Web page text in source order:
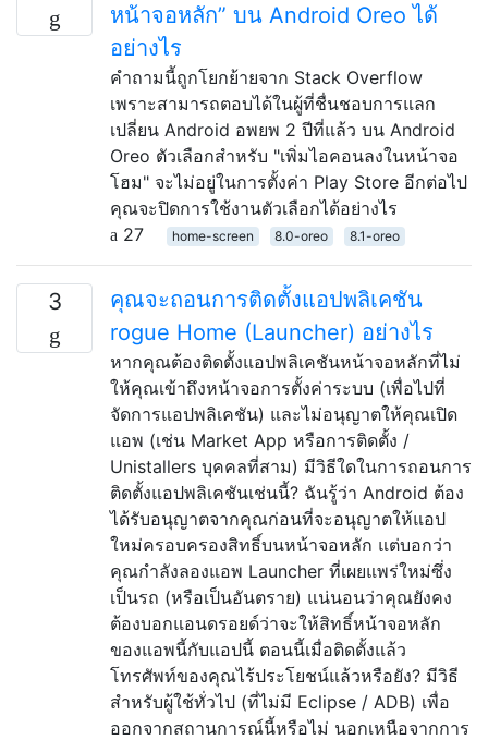
หน้าจอหลัก” บน Android Oreo ได้
อย่างไร
คำถามนี้ถูกโยกย้ายจาก Stack Overflow
เพราะสามารถตอบได้ในผู้ที่ชื่นชอบการแลก
เปลี่ยน Android อพยพ 2 ปีที่แล้ว บน Android
Oreo ตัวเลือกสำหรับ "เพิ่มไอคอนลงในหน้าจอ
โฮม" จะไม่อยู่ในการตั้งค่า Play Store อีกต่อไป
คุณจะปิดการใช้งานตัวเลือกได้อย่างไร
27
home-screen 8.0-oreo 8.1-oreo
3
คุณจะถอนการติดตั้งแอปพลิเคชัน
rogue Home (Launcher) อย่างไร
หากคุณต้องติดตั้งแอปพลิเคชันหน้าจอหลักที่ไม่
ให้คุณเข้าถึงหน้าจอการตั้งค่าระบบ (เพื่อไปที่
จัดการแอปพลิเคชัน) และไม่อนุญาตให้คุณเปิด
แอพ (เช่น Market App หรือการติดตั้ง /
Unistallers บุคคลที่สาม) มีวิธีใดในการถอนการ
ติดตั้งแอปพลิเคชันเช่นนี้? ฉันรู้ว่า Android ต้อง
ได้รับอนุญาตจากคุณก่อนที่จะอนุญาตให้แอป
ใหม่ครอบครองสิทธิ์บนหน้าจอหลัก แต่บอกว่า
คุณกำลังลองแอพ Launcher ที่เผยแพร่ใหม่ซึ่ง
เป็นรถ (หรือเป็นอันตราย) แน่นอนว่าคุณยังคง
ต้องบอกแอนดรอยด์ว่าจะให้สิทธิ์หน้าจอหลัก
ของแอพนี้กับแอปนี้ ตอนนี้เมื่อติดตั้งแล้ว
โทรศัพท์ของคุณไร้ประโยชน์แล้วหรือยัง? มีวิธี
สำหรับผู้ใช้ทั่วไป (ที่ไม่มี Eclipse / ADB) เพื่อ
ออกจากสถานการณ์นี้หรือไม่ นอกเหนือจากการ